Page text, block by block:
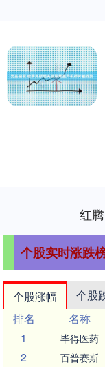
红
个股实时涨跌
个股涨幅 个股
排名
名称
1
毕得医药
2 百普赛斯